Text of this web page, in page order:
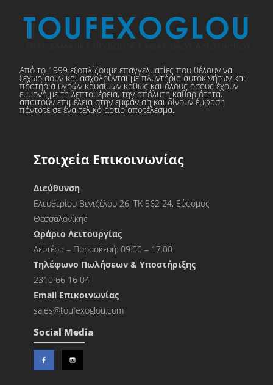
Από το 1999 εξοπλίζουμε επαγγελματίες που θέλουν να
ξεχωρίσουν και ασχολούνται με πλυντήρια αυτοκινήτων και
πρατήρια υγρών καυσίμων καθώς και όλους όσους έχουν
εμμονή με τη λεπτομέρεια, την απόλυτη καθαριότητα,
απαιτούν επιμέλεια στην εμφάνιση και δίνουν έμφαση
πάντοτε σε ένα τελικό άρτιο αποτέλεσμα.
Στοιχεία Επικοινωνίας
Διεύθυνση
Ελευθερίου Βενιζέλου 26, ΤΚ 562 24, Εύοσμος
Θεσσαλονίκης
Ωράριο Λειτουργίας
Δευτέρα – Παρασκευή: 09:00 – 17:00
Τηλέφωνο Πωλήσεων & Υποστήριξης
2310 66 16 04
Εmail Επικοινωνίας
sales@toufexoglou.com
Social Media